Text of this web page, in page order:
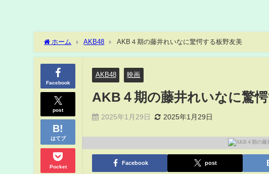
ホーム AKB48 AKB４期の藤井れいなに驚愕する板野友美
Facebook
post
はてブ
Pocket
AKB48 映画
AKB４期の藤井れいなに驚
2025年1月29日 2025年1月29日
Facebook post